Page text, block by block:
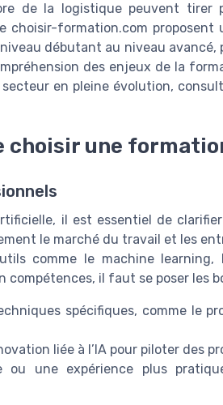
de la logistique peuvent tirer
choisir-formation.com proposent
débutant au niveau avancé,
des enjeux de la
en pleine évolution,
choisir une
il est essentiel de
le marché du travail et les
comme le machine
compétences, il faut se poser les
spécifiques, comme le
liée à l’IA pour piloter des
ou une expérience plus